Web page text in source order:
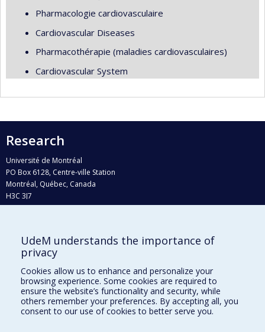
Pharmacologie cardiovasculaire
Cardiovascular Diseases
Pharmacothérapie (maladies cardiovasculaires)
Cardiovascular System
Research
Université de Montréal
PO Box 6128, Centre-ville Station
Montréal, Québec, Canada
H3C 3J7
Who does what?
Find us
Site map
Accessibility
UdeM understands the importance of
privacy
Cookies allow us to enhance and personalize your
browsing experience. Some cookies are required to
ensure the website’s functionality and security, while
others remember your preferences. By accepting all, you
consent to our use of cookies to better serve you.